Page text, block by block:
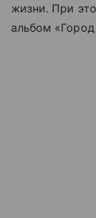
жизни. При
альбом